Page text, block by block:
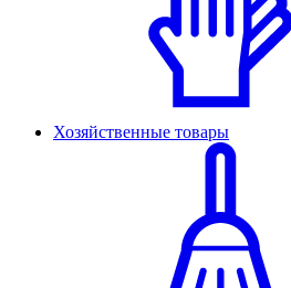
Хозяйственные товары